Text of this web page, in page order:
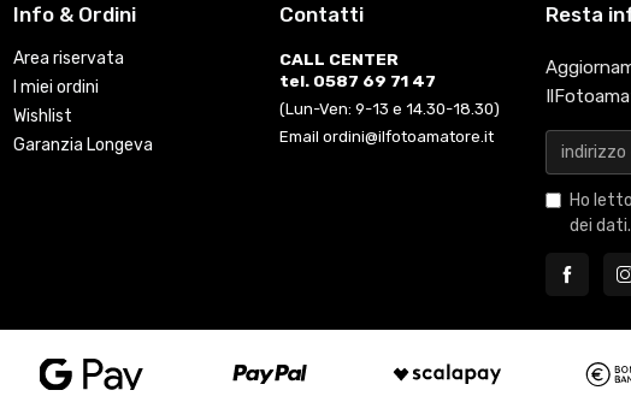
Info & Ordini
Area riservata
I miei ordini
Wishlist
Garanzia Longeva
Contatti
CALL CENTER
tel. 0587 69 71 47
(Lun-Ven: 9-13 e 14.30-18.30)
Email ordini@ilfotoamatore.it
Resta
Ho
dei dati.